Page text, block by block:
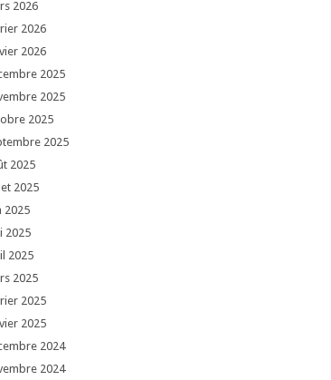
2026
2026
2026
2025
2025
2025
2025
2025
2025
2025
2025
2025
2025
2025
2025
2024
2024